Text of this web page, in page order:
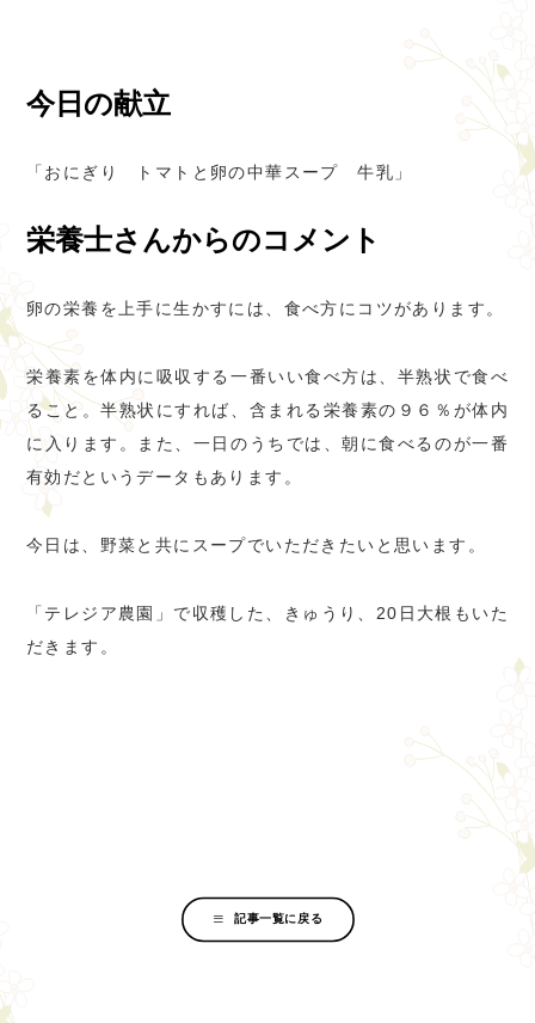
今日の献立
「おにぎり トマトと卵の中華スープ 牛乳」
栄養士さんからのコメント
卵の栄養を上手に生かすには、食べ方にコツがあります。
栄養素を体内に吸収する一番いい食べ方は、半熟状で食べ
ること。半熟状にすれば、含まれる栄養素の９６％が体内
に入ります。また、一日のうちでは、朝に食べるのが一番
有効だというデータもあります。
今日は、野菜と共にスープでいただきたいと思います。
「テレジア農園」で収穫した、きゅうり、20日大根もいた
だきます。
記事一覧に戻る